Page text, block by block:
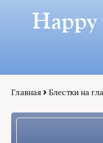
Happy
Главная Блестки на